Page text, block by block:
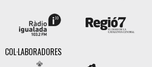
COL·LABORADORES